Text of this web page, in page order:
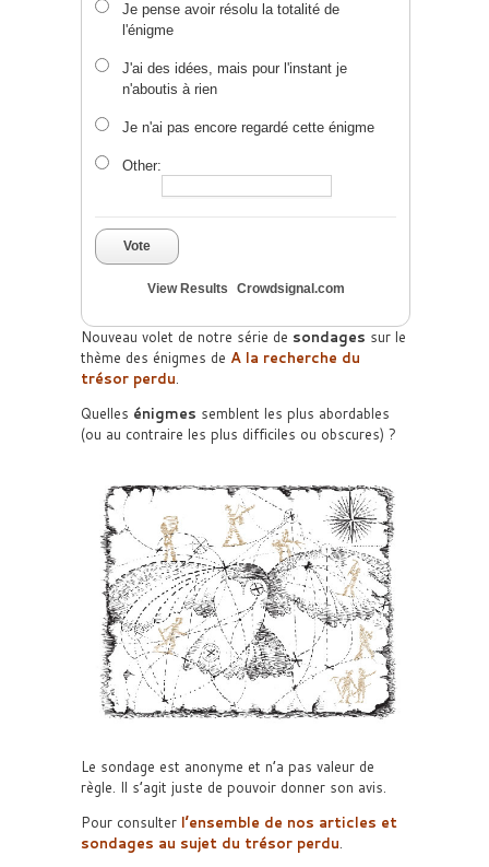
Je pense avoir résolu la totalité de
l'énigme
J'ai des idées, mais pour l'instant je
n'aboutis à rien
Je n'ai pas encore regardé cette énigme
Other:
Vote
View Results Crowdsignal.com
Nouveau volet de notre série de sondages sur le
thème des énigmes de A la recherche du
trésor perdu.
Quelles énigmes semblent les plus abordables
(ou au contraire les plus difficiles ou obscures) ?
Le sondage est anonyme et n’a pas valeur de
règle. Il s’agit juste de pouvoir donner son avis.
Pour consulter l’ensemble de nos articles et
sondages au sujet du trésor perdu.